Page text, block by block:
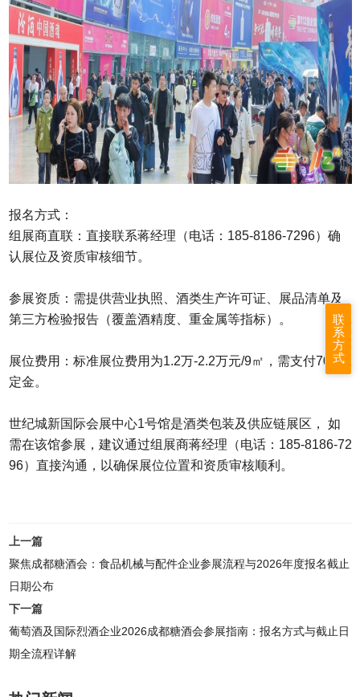
报名方式‌：
组展商直联‌：直接联系蒋经理（电话：185-8186-7296）确
认展位及资质审核细节。‌
参展资质‌：需提供营业执照、酒类生产许可证、展品清单及
第三方检验报告（覆盖酒精度、重金属等指标）。‌
展位费用‌：标准展位费用为1.2万-2.2万元/9㎡，需支付70%
定金。‌
世纪城新国际会展中心1号馆‌是酒类包装及供应链展区，‌ 如
需在该馆参展，建议通过组展商蒋经理（电话：185-8186-72
96）直接沟通，以确保展位位置和资质审核顺利。‌
上一篇
聚焦成都糖酒会：食品机械与配件企业参展流程与2026年度报名截止
日期公布
下一篇
葡萄酒及国际烈酒企业2026成都糖酒会参展指南：报名方式与截止日
期全流程详解
联
系
方
式